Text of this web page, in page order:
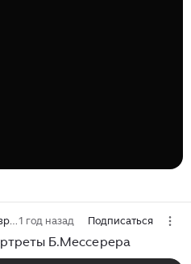
Канал 1147 (Творцы и шедевры)1 год назад Подписаться
Б.Мессерера